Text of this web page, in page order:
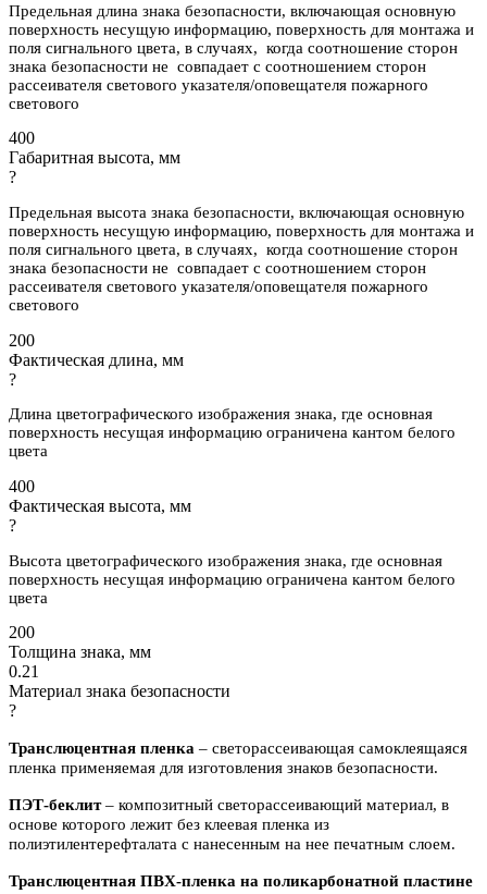
Предельная длина знака безопасности, включающая основную
поверхность несущую информацию, поверхность для монтажа и
поля сигнального цвета, в случаях, когда соотношение сторон
знака безопасности не совпадает с соотношением сторон
рассеивателя светового указателя/оповещателя пожарного
светового
400
Габаритная высота, мм
?
Предельная высота знака безопасности, включающая основную
поверхность несущую информацию, поверхность для монтажа и
поля сигнального цвета, в случаях, когда соотношение сторон
знака безопасности не совпадает с соотношением сторон
рассеивателя светового указателя/оповещателя пожарного
светового
200
Фактическая длина, мм
?
Длина цветографического изображения знака, где основная
поверхность несущая информацию ограничена кантом белого
цвета
400
Фактическая высота, мм
?
Высота цветографического изображения знака, где основная
поверхность несущая информацию ограничена кантом белого
цвета
200
Толщина знака, мм
0.21
Материал знака безопасности
?
Транслюцентная пленка – светорассеивающая самоклеящаяся
пленка применяемая для изготовления знаков безопасности.
ПЭТ-беклит– композитный светорассеивающий материал, в
основе которого лежит без клеевая пленка из
полиэтилентерефталата с нанесенным на нее печатным слоем.
Транслюцентная ПВХ-пленка на поликарбонатной пластине